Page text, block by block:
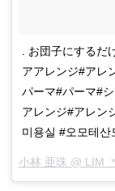
. お団子にするだ
アアレンジ#アレ
パーマ#パーマ#
アレンジ#アレン
미용실 #오모테
小林 亜珠 @ LIM